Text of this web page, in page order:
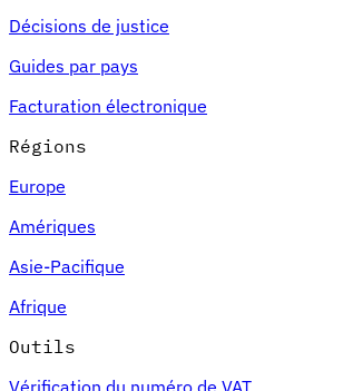
Décisions de justice
Guides par pays
Facturation électronique
Régions
Europe
Amériques
Asie-Pacifique
Afrique
Outils
Vérification du numéro de VAT